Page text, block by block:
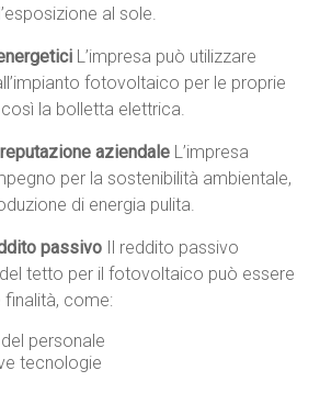
al sole.
L’impresa può utilizzare
fotovoltaico per le proprie
la bolletta elettrica.
aziendale L’impresa
per la sostenibilità ambientale,
di energia pulita.
passivo Il reddito passivo
tetto per il fotovoltaico può essere
finalità, come:
personale
tecnologie